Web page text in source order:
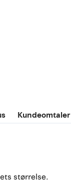
Kundeomtaler
størrelse.